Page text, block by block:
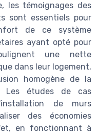
les témoignages des
sont essentiels pour
de ce système
ayant opté pour
une nette
dans leur logement,
homogène de la
Les études de cas
de murs
des économies
en fonctionnant à